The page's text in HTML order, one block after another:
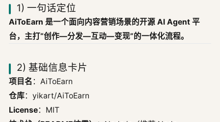
1) 一句话定位
AiToEarn 是一个面向内容营销场景的开源 AI Agent 平
台，主打“创作—分发—互动—变现”的一体化流程。
2) 基础信息卡片
项目名 ：AiToEarn
仓库：yikart/AiToEarn
License：MIT